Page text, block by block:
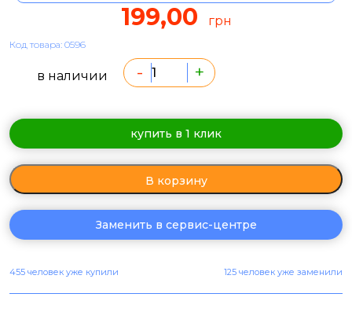
199,00 грн
Код товара: 0596
в наличии - +
купить в 1 клик
В корзину
Заменить в сервис-центре
455 человек уже купили 125 человек уже заменили